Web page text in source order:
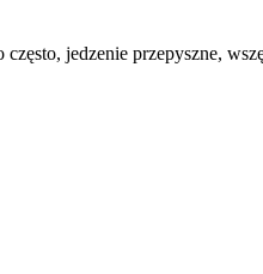
jedzenie przepyszne,